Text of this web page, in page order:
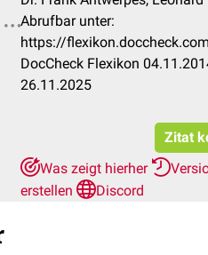
Abrufbar unter:
https://
DocCheck Flexikon
26.11.2025
Zitat
Was zeigt hierher
erstellen
Discord